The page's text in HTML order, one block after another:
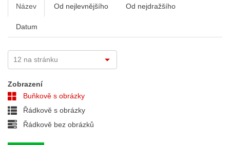
Název Od nejlevnějšího Od nejdražšího
Datum
Zobrazení
Buňkově s obrázky
Řádkově s obrázky
Řádkově bez obrázků